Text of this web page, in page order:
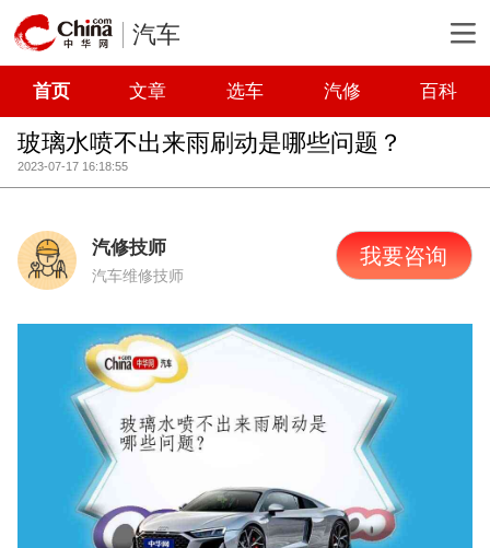
汽车
首页 文章 选车 汽修 百科
玻璃水喷不出来雨刷动是哪些问题？
2023-07-17 16:18:55
汽修技师
汽车维修技师
我要咨询